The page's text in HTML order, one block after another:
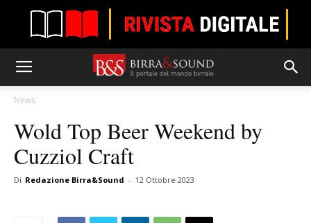
News
Wold Top Beer Weekend by
Cuzziol Craft
Di Redazione Birra&Sound - 12 Ottobre 2023